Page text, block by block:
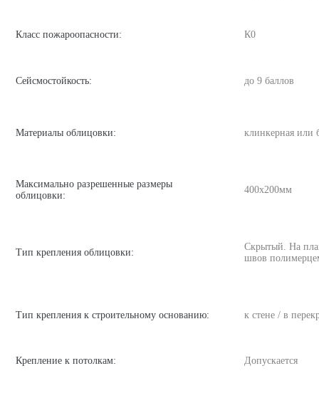
Класс пожароопасности: К0
Сейсмостойкость: до 9 баллов
Материалы облицовки: клинкерная или
Максимально разрешенные размеры
облицовки:
400х200мм
Тип крепления облицовки:
Скрытый. На
швов
Тип крепления к строительному основанию: к стене / в
Крепление к потолкам: Допускается